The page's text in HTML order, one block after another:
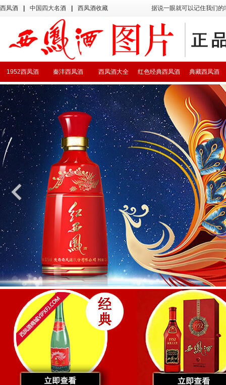
西凤酒 中国四大名酒 西凤酒收藏 据说一眼就可以记住我们
典藏西凤酒
红色经典西凤酒
西凤酒大全
秦沣西凤酒
1952西凤酒